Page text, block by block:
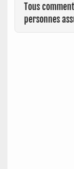
Tous
personnes